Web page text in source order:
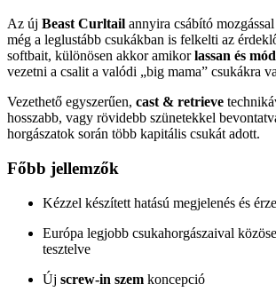
Az új Beast Curltail annyira csábító
még a leglustább csukákban is felkelti az
softbait, különösen akkor amikorlassan és
vezetni a csalit a valódi „big mama” csukákra
Vezethető egyszerűen, cast & retrieve
hosszabb, vagy rövidebb szünetekkel
horgászatok során több kapitális csukát adott.
Főbb jellemzők
Kézzel készített hatású megjelenés és
Európa legjobb csukahorgászaival
tesztelve
Új screw-in szem koncepció